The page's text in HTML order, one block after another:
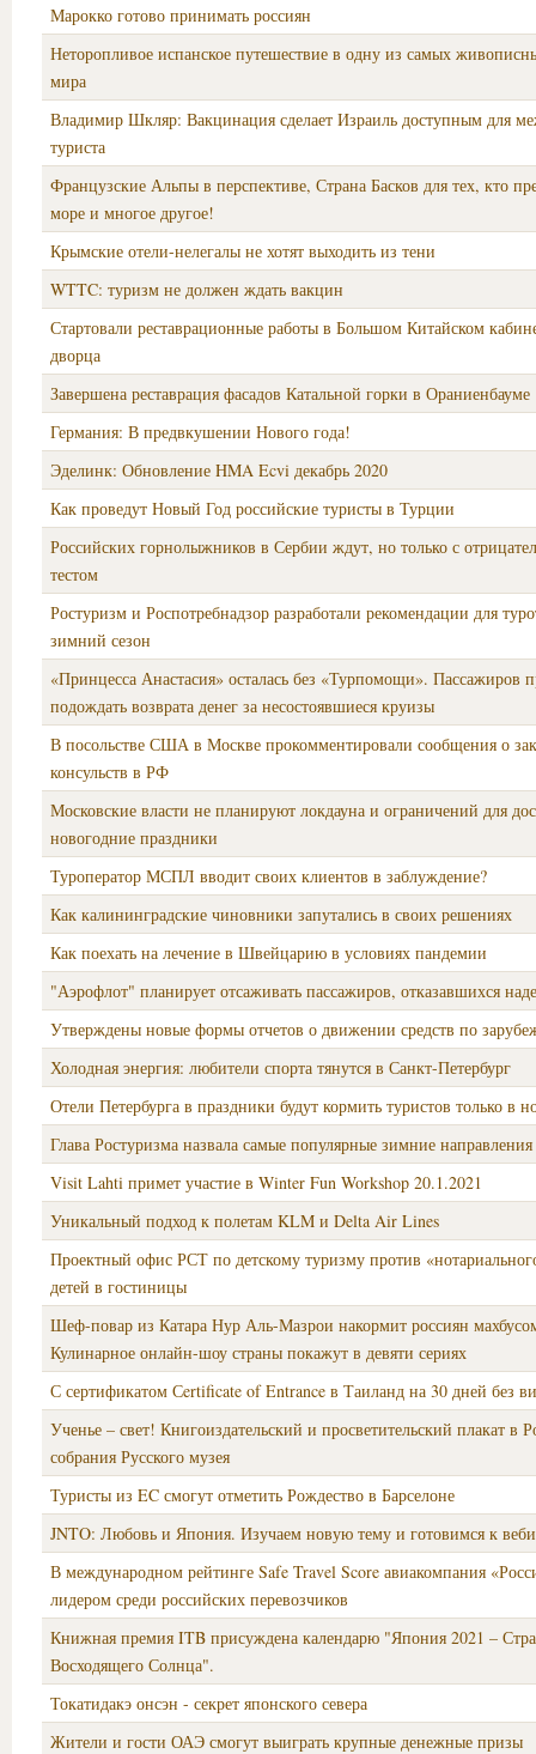
Марокко готово принимать россиян
Неторопливое испанское путешествие в одну из самых
мира
Владимир Шкляр: Вакцинация сделает Израиль доступным для
туриста
Французские Альпы в перспективе, Страна Басков для тех, кто
море и многое другое!
Крымские отели-нелегалы не хотят выходить из тени
WTTC: туризм не должен ждать вакцин
Стартовали реставрационные работы в Большом Китайском
дворца
Завершена реставрация фасадов Катальной горки в Ораниенбауме
Германия: В предвкушении Нового года!
Эделинк: Обновление HMA Ecvi декабрь 2020
Как проведут Новый Год российские туристы в Турции
Российских горнолыжников в Сербии ждут, но только с
тестом
Ростуризм и Роспотребнадзор разработали рекомендации для
зимний сезон
«Принцесса Анастасия» осталась без «Турпомощи». Пассажиров
подождать возврата денег за несостоявшиеся круизы
В посольстве США в Москве прокомментировали сообщения о
консульств в РФ
Московские власти не планируют локдауна и ограничений для
новогодние праздники
Туроператор МСПЛ вводит своих клиентов в заблуждение?
Как калининградские чиновники запутались в своих решениях
Как поехать на лечение в Швейцарию в условиях пандемии
"Аэрофлот" планирует отсаживать пассажиров, отказавшихся
Утверждены новые формы отчетов о движении средств по
Холодная энергия: любители спорта тянутся в Санкт-Петербург
Отели Петербурга в праздники будут кормить туристов только в
Глава Ростуризма назвала самые популярные зимние направления
Visit Lahti примет участие в Winter Fun Workshop 20.1.2021
Уникальный подход к полетам KLM и Delta Air Lines
Проектный офис РСТ по детскому туризму против
детей в гостиницы
Шеф-повар из Катара Нур Аль-Мазрои накормит россиян
Кулинарное онлайн-шоу страны покажут в девяти сериях
С сертификатом Сertificate of Entrance в Таиланд на 30 дней без
Ученье – свет! Книгоиздательский и просветительский плакат в
собрания Русского музея
Туристы из EC смогут отметить Рождество в Барселоне
JNTO: Любовь и Япония. Изучаем новую тему и готовимся к
В международном рейтинге Safe Travel Score авиакомпания
лидером среди российских перевозчиков
Книжная премия ITB присуждена календарю "Япония 2021 –
Восходящего Солнца".
Токатидакэ онсэн - секрет японского севера
Жители и гости ОАЭ смогут выиграть крупные денежные призы